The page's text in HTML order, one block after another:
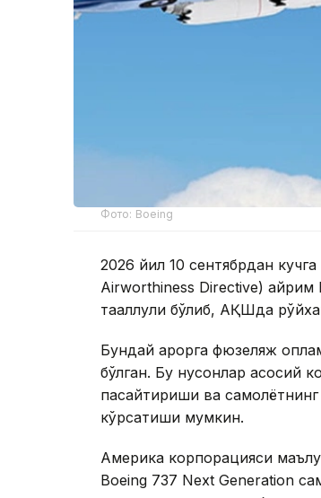
Фото: Boeing
2026 йил 10 сентябрдан
Airworthiness Directive) айрим
тааллуқли бўлиб, АҚШда
Бундай қарорга фюзеляж
бўлган. Бу нуқсонлар асосий
пасайтириши ва
кўрсатиши мумкин.
Америка корпорацияси
Boeing 737 Next Generation